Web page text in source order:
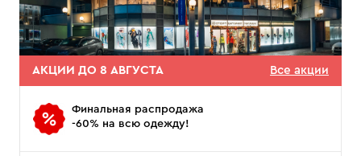
АКЦИИ ДО 8 АВГУСТА Все акции
Финальная распродажа
-60% на всю одежду!